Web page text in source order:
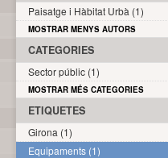
Paisatge i Hàbitat Urbà (1)
MOSTRAR MENYS AUTORS
CATEGORIES
Sector públic (1)
MOSTRAR MÉS CATEGORIES
ETIQUETES
Girona (1)
Equipaments (1)